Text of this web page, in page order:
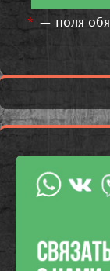
* — поля